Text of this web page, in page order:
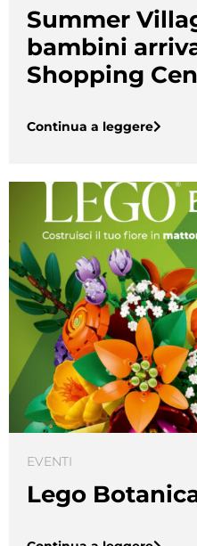
Summer
bambini
Shopping
Continua a leggere
EVENTI
Lego